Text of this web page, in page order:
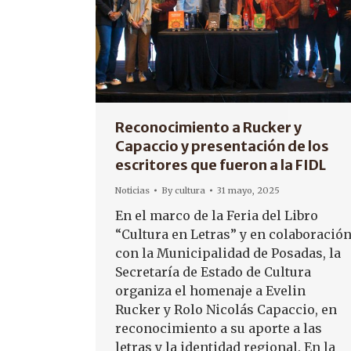
Reconocimiento a Rucker y
Capaccio y presentación de los
escritores que fueron a la FIDL
Noticias Bycultura 31 mayo, 2025
En el marco de la Feria del Libro
“Cultura en Letras” y en colaboración
con la Municipalidad de Posadas, la
Secretaría de Estado de Cultura
organiza el homenaje a Evelin
Rucker y Rolo Nicolás Capaccio, en
reconocimiento a su aporte a las
letras y la identidad regional. En la